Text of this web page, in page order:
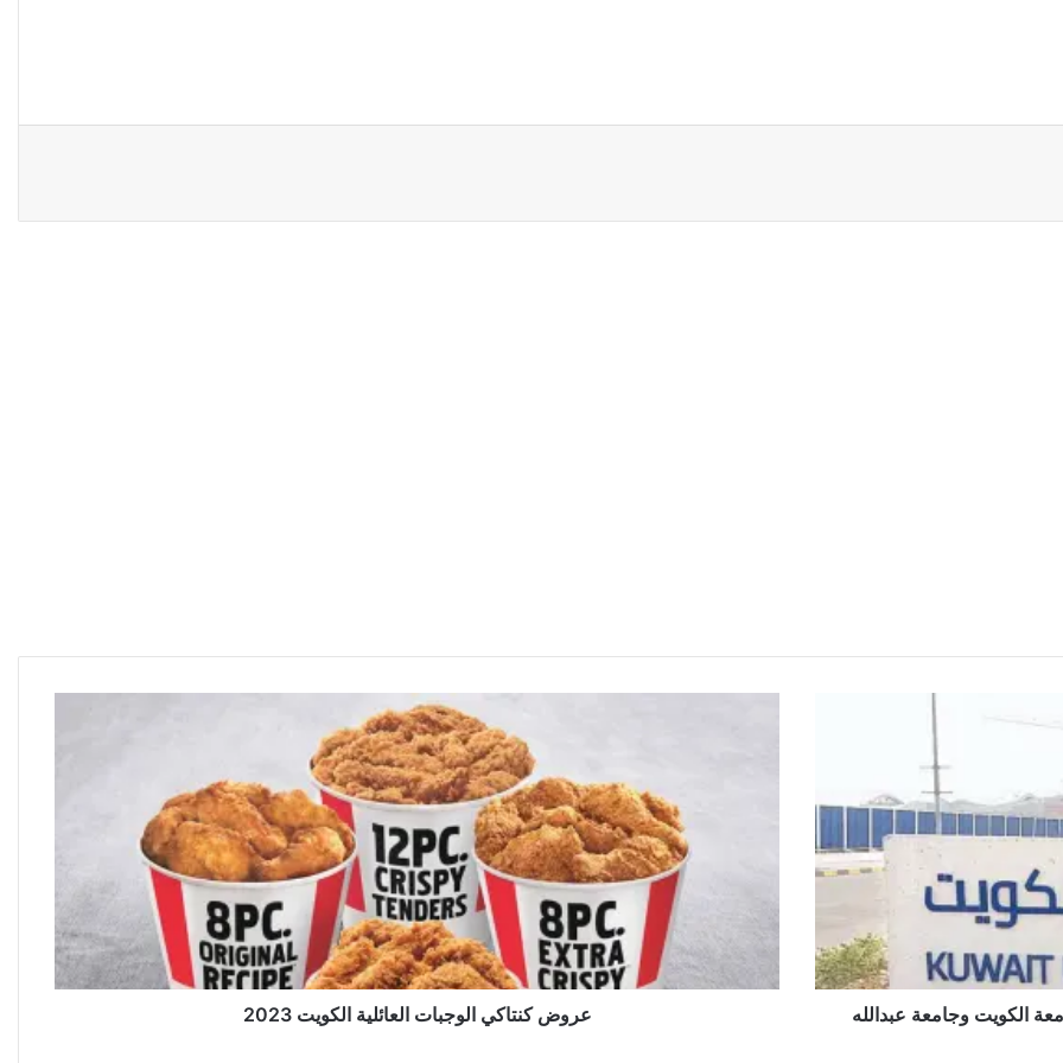
في بوابة القبول المركزي الموحد 2023 جامعة الكويت وجامعة عبدالله
عروض كنتاكي الوجبات العائلية الكويت 2023